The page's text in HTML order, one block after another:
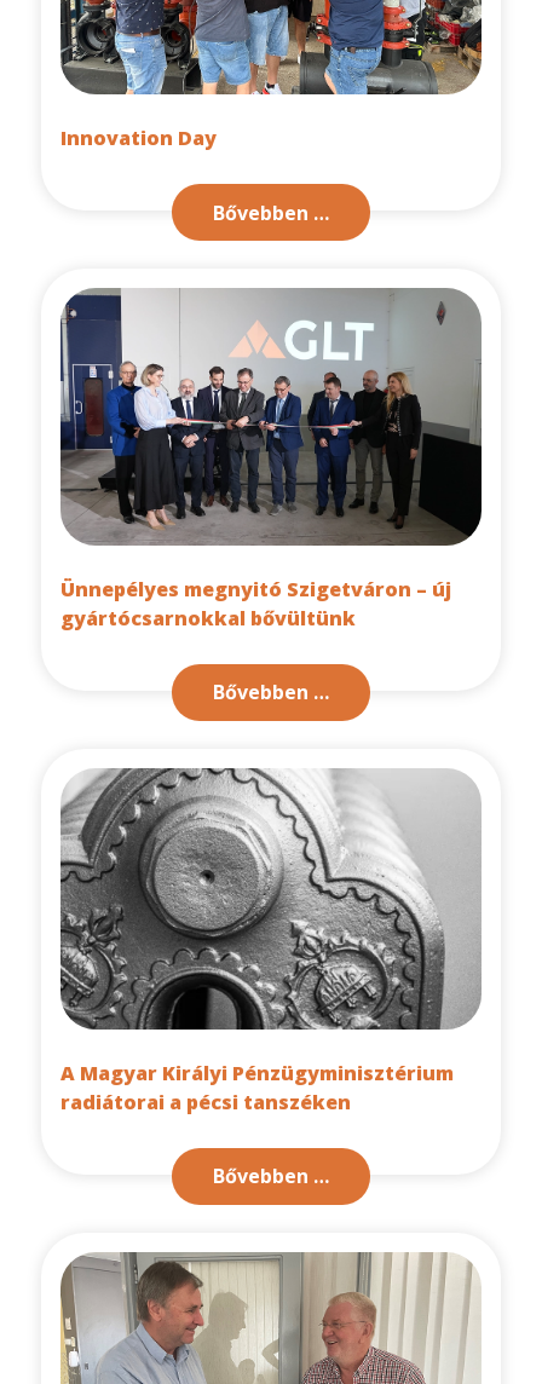
Innovation Day
Bővebben …
Ünnepélyes megnyitó Szigetváron – új
gyártócsarnokkal bővültünk
Bővebben …
A Magyar Királyi Pénzügyminisztérium
radiátorai a pécsi tanszéken
Bővebben …